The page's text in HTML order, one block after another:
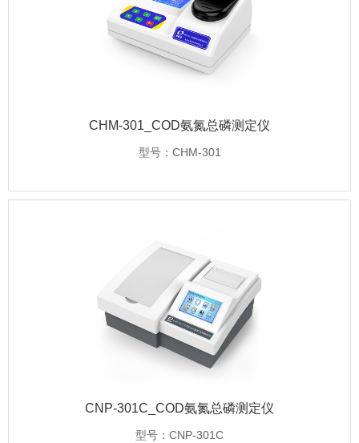
CHM-301_COD氨氮总磷测定仪
型号：CHM-301
CNP-301C_COD氨氮总磷测定仪
型号：CNP-301C